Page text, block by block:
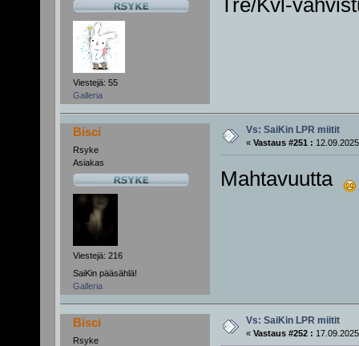
Viestejä: 55
Galleria
Tre/Kvl-
Bisci
Rsyke
Asiakas
Viestejä: 216
SaiKin pääsählä!
Galleria
Vs: SaiKin LPR miitit
« Vastaus #251 :
Mahtavuutta
Bisci
Rsyke
Vs: SaiKin LPR miitit
« Vastaus #252 :